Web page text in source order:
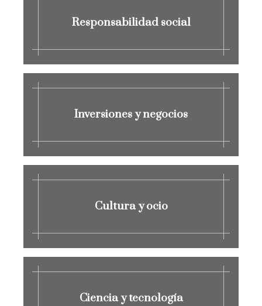
Responsabilidad social
Inversiones y negocios
Cultura y ocio
Ciencia y tecnología